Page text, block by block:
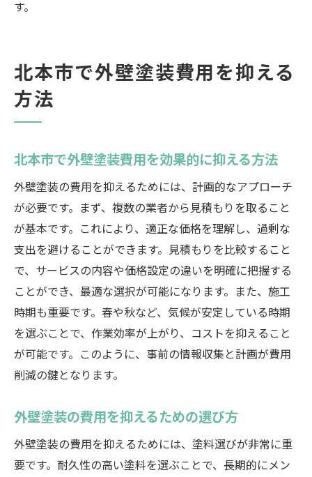
す。
北本市で外壁塗装費用を抑える
方法
北本市で外壁塗装費用を効果的に抑える方法
外壁塗装の費用を抑えるためには、計画的なアプローチ
が必要です。まず、複数の業者から見積もりを取ること
が基本です。これにより、適正な価格を理解し、過剰な
支出を避けることができます。見積もりを比較すること
で、サービスの内容や価格設定の違いを明確に把握する
ことができ、最適な選択が可能になります。また、施工
時期も重要です。春や秋など、気候が安定している時期
を選ぶことで、作業効率が上がり、コストを抑えること
が可能です。このように、事前の情報収集と計画が費用
削減の鍵となります。
外壁塗装の費用を抑えるための選び方
外壁塗装の費用を抑えるためには、塗料選びが非常に重
要です。耐久性の高い塗料を選ぶことで、長期的にメン